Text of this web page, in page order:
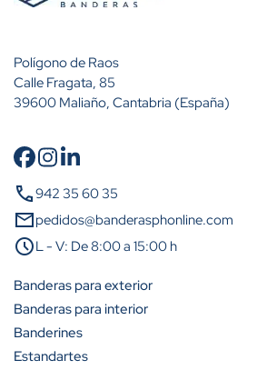
Cantidad
A partir de 10 unidades
A partir de 25 unidades
A partir de 50 unidades
A partir de 100 unidades
Polígono de Raos
Calle Fragata, 85
39600 Maliaño, Cantabria (España)
call942 35 60 35
mailpedidos@banderasphonline.com
scheduleL - V: De 8:00 a 15:00 h
Banderas para exterior
Banderas para interior
Banderines
Estandartes